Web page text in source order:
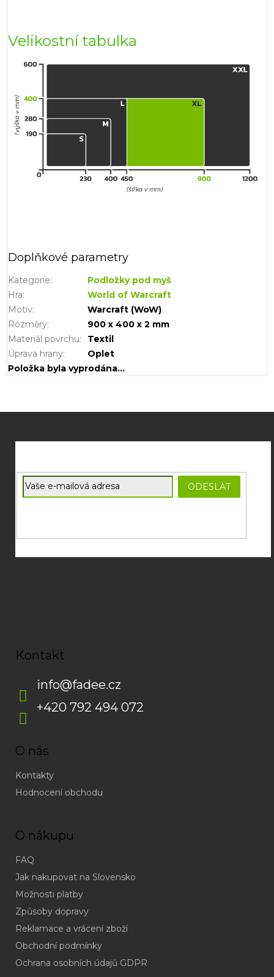
Velikostní tabulka
Doplňkové parametry
Kategorie:
Podložky pod myš
Hra:
World of Warcraft
Motiv:
Warcraft (WoW)
Rozměry:
900 x 400 x 2 mm
Materiál povrchu:
Textil
Úprava hrany:
Oplet
Položka byla vyprodána…
E-mail
ODESLAT
Kontakt
info@fadee.cz
+420 792 494 072
O nás
Kontakty
Hodnocení obchodu
O nákupu
FAQ
Jak nakupovat na Slovensko
Možnosti platby
Způsoby dopravy
Reklamace a vrácení zboží
Obchodní podmínky
Ochrana osobních údajů GDPR
(odpověď
do